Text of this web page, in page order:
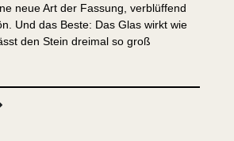
neue Art der Fassung, verblüffend
Und das Beste: Das Glas wirkt wie
den Stein dreimal so groß